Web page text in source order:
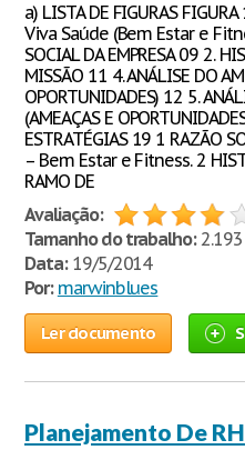
a) LISTA DE FIGURAS
Viva Saúde (Bem Estar e
SOCIAL DA EMPRESA 09 2.
MISSÃO 11 4. ANÁLISE DO
OPORTUNIDADES) 12 5.
(AMEAÇAS E
ESTRATÉGIAS 19 1 RAZÃO
– Bem Estar e Fitness. 2
RAMO DE
Avaliação:
Tamanho do trabalho:2.193
Data:19/5/2014
Por: marwinblues
Ler documento
Planejamento De RH